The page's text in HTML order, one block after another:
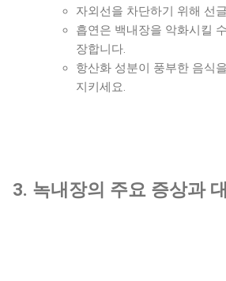
자외선을 차단하기 위해 선
흡연은 백내장을 악화시킬
장합니다.
항산화 성분이 풍부한 음식
지키세요.
3. 녹내장의 주요 증상과